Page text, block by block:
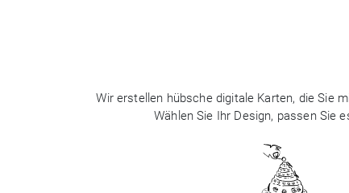
Wir erstellen hübsche digitale Karten, die Sie
Wählen Sie Ihr Design, passen Sie